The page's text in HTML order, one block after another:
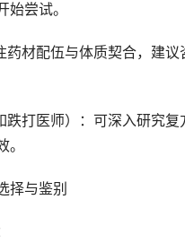
始尝试。
药材配伍与体质契合，建议
跌打医师）：可深入研究复
择与鉴别